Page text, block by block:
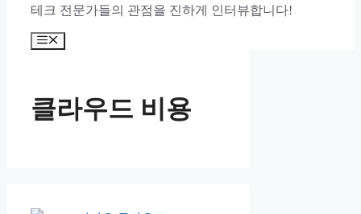
테크 전문가들의 관점을 진하게 인터뷰합니다!
메
클라우드 비용